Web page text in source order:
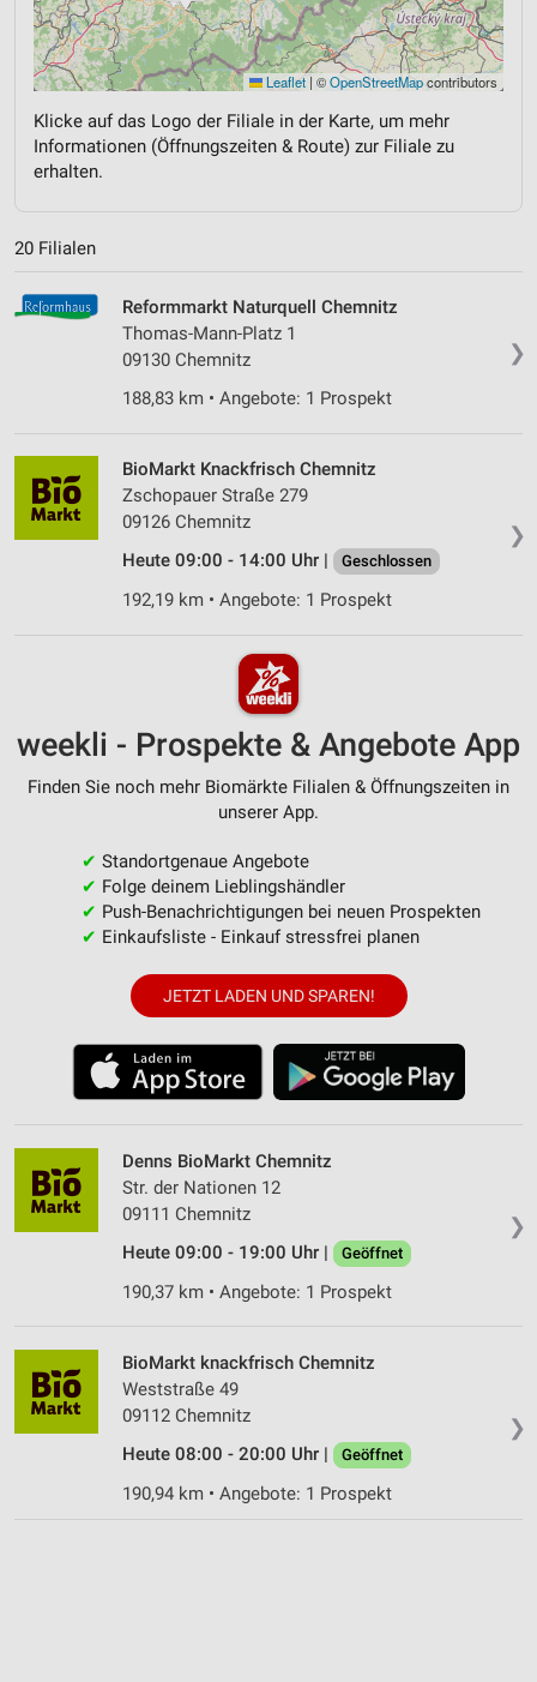
Leaflet | ©OpenStreetMapcontributors
Klicke auf das Logo der Filiale in der Karte, um mehr
Informationen (Öffnungszeiten & Route) zur Filiale zu
erhalten.
20 Filialen
❯
Reformmarkt Naturquell Chemnitz
Thomas-Mann-Platz 1
09130 Chemnitz
188,83 km • Angebote: 1 Prospekt
❯
BioMarkt Knackfrisch Chemnitz
Zschopauer Straße 279
09126 Chemnitz
Heute 09:00 - 14:00 Uhr |
Geschlossen
192,19 km • Angebote: 1 Prospekt
weekli - Prospekte & Angebote App
Finden Sie noch mehr Biomärkte Filialen & Öffnungszeiten in
unserer App.
✔ Standortgenaue Angebote
✔ Folge deinem Lieblingshändler
✔ Push-Benachrichtigungen bei neuen Prospekten
✔ Einkaufsliste - Einkauf stressfrei planen
JETZT LADEN UND SPAREN!
❯
Denns BioMarkt Chemnitz
Str. der Nationen 12
09111 Chemnitz
Heute 09:00 - 19:00 Uhr |
Geöffnet
190,37 km • Angebote: 1 Prospekt
❯
BioMarkt knackfrisch Chemnitz
Weststraße 49
09112 Chemnitz
Heute 08:00 - 20:00 Uhr |
Geöffnet
190,94 km • Angebote: 1 Prospekt